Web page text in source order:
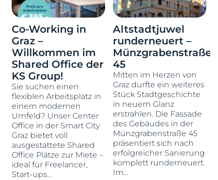
Co-Working in
Graz –
Willkommen im
Shared Office der
KS Group!
Sie suchen einen
flexiblen Arbeitsplatz in
einem modernen
Umfeld? Unser Center
Office in der Smart City
Graz bietet voll
ausgestattete Shared
Office Plätze zur Miete –
ideal für Freelancer,
Start-ups…
Altstadtjuwel
runderneuert –
Münzgrabenstraße
45
Mitten im Herzen von
Graz durfte ein weiteres
Stück Stadtgeschichte
in neuem Glanz
erstrahlen. Die Fassade
des Gebäudes in der
Münzgrabenstraße 45
präsentiert sich nach
erfolgreicher Sanierung
komplett runderneuert.
Im…